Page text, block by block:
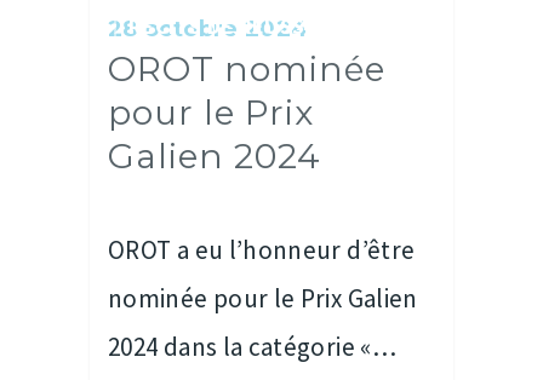
RÉCITS DE RÉUSSITES
28 octobre 2024
OROT nominée
pour le Prix
Galien 2024
OROT a eu l’honneur d’être
nominée pour le Prix Galien
2024 dans la catégorie «…